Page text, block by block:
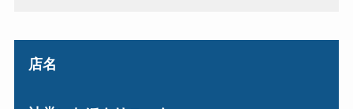
店名